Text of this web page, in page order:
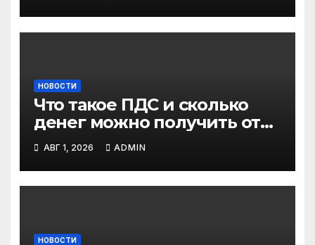
НОВОСТИ
Что такое ПДС и сколько
денег можно получить от
государства?
АВГ 1, 2026 ADMIN
НОВОСТИ